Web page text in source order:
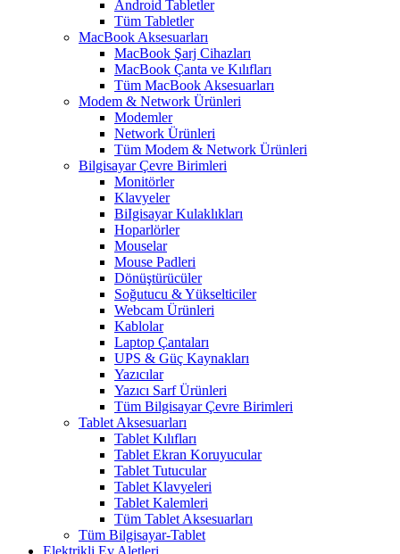
Android Tabletler
Tüm Tabletler
MacBook Aksesuarları
MacBook Şarj Cihazları
MacBook Çanta ve Kılıfları
Tüm MacBook Aksesuarları
Modem & Network Ürünleri
Modemler
Network Ürünleri
Tüm Modem & Network Ürünleri
Bilgisayar Çevre Birimleri
Monitörler
Klavyeler
BiIgisayar Kulaklıkları
Hoparlörler
Mouselar
Mouse Padleri
Dönüştürücüler
Soğutucu & Yükselticiler
Webcam Ürünleri
Kablolar
Laptop Çantaları
UPS & Güç Kaynakları
Yazıcılar
Yazıcı Sarf Ürünleri
Tüm Bilgisayar Çevre Birimleri
Tablet Aksesuarları
Tablet Kılıfları
Tablet Ekran Koruyucular
Tablet Tutucular
Tablet Klavyeleri
Tablet Kalemleri
Tüm Tablet Aksesuarları
Tüm Bilgisayar-Tablet
Elektrikli Ev Aletleri